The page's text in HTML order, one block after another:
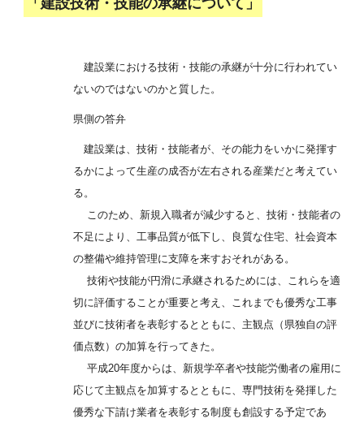
「建設技術・技能の承継について」
建設業における技術・技能の承継が十分に行われてい
ないのではないのかと質した。
県側の答弁
建設業は、技術・技能者が、その能力をいかに発揮す
るかによって生産の成否が左右される産業だと考えてい
る。
このため、新規入職者が減少すると、技術・技能者の
不足により、工事品質が低下し、良質な住宅、社会資本
の整備や維持管理に支障を来すおそれがある。
技術や技能が円滑に承継されるためには、これらを適
切に評価することが重要と考え、これまでも優秀な工事
並びに技術者を表彰するとともに、主観点（県独自の評
価点数）の加算を行ってきた。
平成20年度からは、新規学卒者や技能労働者の雇用に
応じて主観点を加算するとともに、専門技術を発揮した
優秀な下請け業者を表彰する制度も創設する予定であ